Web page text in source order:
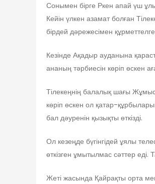
Сонымен бірге Ркен апай үш
Кейін үлкен азамат болған
бірдей дәрежесімен
Кезінде Ақадыр ауданына
ананың тәрбиесін көріп өскен
Тілекеңнің балалық шағы
көріп өскен ол қатар-
бал дәуренін қызықты өткізді.
Ол кезеңде бүгінгідей ұялы
өткізген ұмытылмас сәттер еді.
Жеті жасында Қайрақты орта